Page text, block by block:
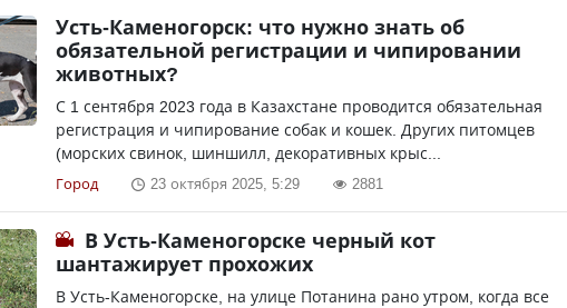
Усть-Каменогорск: что нужно знать об
обязательной регистрации и чипировании
животных?
С 1 сентября 2023 года в Казахстане проводится обязательная
регистрация и чипирование собак и кошек. Других питомцев
(морских свинок, шиншилл, декоративных крыс...
Город 23 октября 2025, 5:29 2881
В Усть-Каменогорске черный кот
шантажирует прохожих
В Усть-Каменогорске, на улице Потанина рано утром, когда все